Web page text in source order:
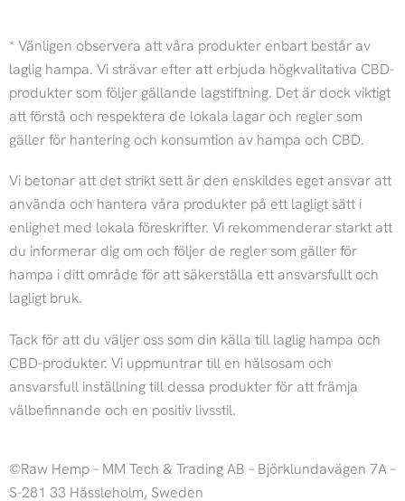
n
s
t
a
g
r
a
m
a
c
e
b
o
o
k
* Vänligen observera att våra produkter enbart består av
laglig hampa. Vi strävar efter att erbjuda högkvalitativa CBD-
produkter som följer gällande lagstiftning. Det är dock viktigt
att förstå och respektera de lokala lagar och regler som
gäller för hantering och konsumtion av hampa och CBD.
Vi betonar att det strikt sett är den enskildes eget ansvar att
använda och hantera våra produkter på ett lagligt sätt i
enlighet med lokala föreskrifter. Vi rekommenderar starkt att
du informerar dig om och följer de regler som gäller för
hampa i ditt område för att säkerställa ett ansvarsfullt och
lagligt bruk.
Tack för att du väljer oss som din källa till laglig hampa och
CBD-produkter. Vi uppmuntrar till en hälsosam och
ansvarsfull inställning till dessa produkter för att främja
välbefinnande och en positiv livsstil.
©Raw Hemp – MM Tech & Trading AB – Björklundavägen 7A –
S-281 33 Hässleholm, Sweden